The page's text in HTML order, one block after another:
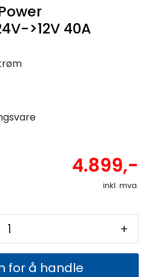
>12V 40A
4.899,-
inkl. mva.
+
for å handle